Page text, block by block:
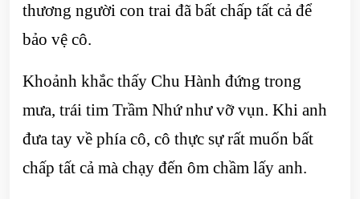
thương người con trai đã bất chấp tất cả để
bảo vệ cô.
Khoảnh khắc thấy Chu Hành đứng trong
mưa, trái tim Trầm Nhứ như vỡ vụn. Khi anh
đưa tay về phía cô, cô thực sự rất muốn bất
chấp tất cả mà chạy đến ôm chầm lấy anh.